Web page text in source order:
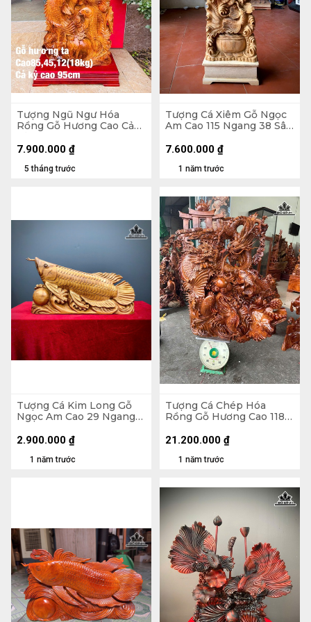
Tượng Ngũ Ngư Hóa
Rồng Gỗ Hương Cao Cả
(cm) - 18kg - Kỷ Cao 10
5 tháng trước
7.900.000 ₫
Tượng Cá Xiêm Gỗ Ngọc
Am Cao 115 Ngang 38 Sâu
1 năm trước
7.600.000 ₫
Tượng Cá Kim Long Gỗ
Ngọc Am Cao 29 Ngang
1 năm trước
2.900.000 ₫
Tượng Cá Chép Hóa
Rồng Gỗ Hương Cao 118
1 năm trước
21.200.000 ₫